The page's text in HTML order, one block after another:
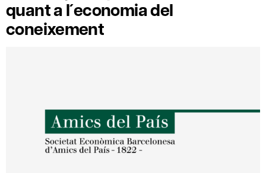
quant a l´economia del
coneixement